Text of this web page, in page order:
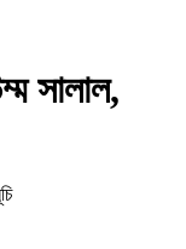
সালাল,